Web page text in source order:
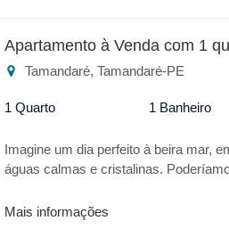
jogos * Churrasqueira * MiniMarket *
Estacionamento Coberto *
lazer ou para investimento o DUNA é
Apartamento à Venda com 1
Tamandaré, Tamandaré-PE
1 Quarto 1 Banheiro
Imagine um dia perfeito à beira mar,
águas calmas e cristalinas.
apresenta o que há de melhor no
Mais informações